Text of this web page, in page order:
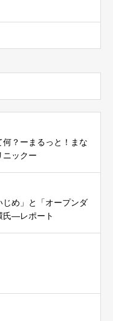
？ーまるっと！まな
ニックー
め」と「オープンダ
氏―レポート